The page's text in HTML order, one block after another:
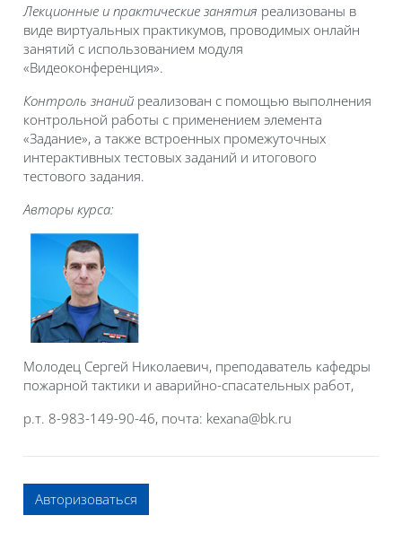
Лекционные и практические занятия реализованы в
виде виртуальных практикумов, проводимых онлайн
занятий с использованием модуля
«Видеоконференция».
Контроль знаний реализован с помощью выполнения
контрольной работы с применением элемента
«Задание», а также встроенных промежуточных
интерактивных тестовых заданий и итогового
тестового задания.
Авторы курса:
Молодец Сергей Николаевич, преподаватель кафедры
пожарной тактики и аварийно-спасательных работ,
р.т. 8-983-149-90-46, почта: kexana@bk.ru
Авторизоваться